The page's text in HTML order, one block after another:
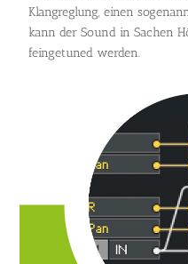
Klangreglung, einen
kann der Sound in Sachen
feingetuned werden.